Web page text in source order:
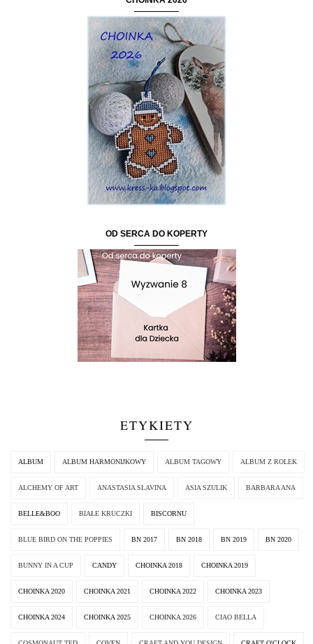
OD SERCA DO KOPERTY
ETYKIETY
ALBUM ALBUM HARMONIJKOWY ALBUM TAGOWY ALBUM Z ROLEK
ALCHEMY OF ART ANASTASIA SLAVINA ASIA SZULIK BARBARA ANA
BELLE&BOO BIAŁE KRUCZKI BISCORNU
BLUE BIRD ON THE POPPIES BN 2017 BN 2018 BN 2019 BN 2020
BUNNY IN A CUP CANDY CHOINKA 2018 CHOINKA 2019
CHOINKA 2020 CHOINKA 2021 CHOINKA 2022 CHOINKA 2023
CHOINKA 2024 CHOINKA 2025 CHOINKA 2026 CIAO BELLA